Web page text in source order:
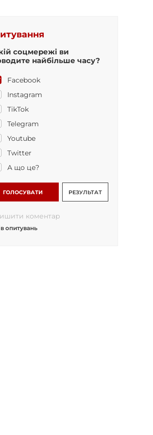
соцмережі ви
найбільше часу?
Facebook
Instagram
TikTok
Telegram
Youtube
Twitter
А що це?
ГОЛОСУВАТИ РЕЗУЛЬТАТ
коментар
опитувань